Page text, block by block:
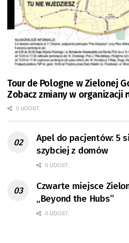
Tour de Pologne w Zielonej
Zobacz zmiany w organizacji
0 UDOST.
Apel do pacjentów: 5
szybciej z domów
0 UDOST.
Czwarte miejsce
„Beyond the Hubs”
0 UDOST.